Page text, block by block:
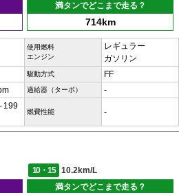
満タンでどこまで走る？
714km
使用燃料
エンジン
レギュラー
ガソリン
駆動方式 FF
過給器（ターボ） -
199
燃費性能 -
10・15
10.2km/L
満タンでどこまで走る？